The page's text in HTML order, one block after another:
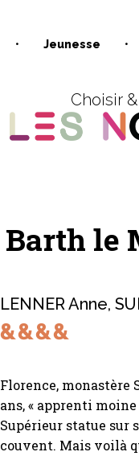
Jeunesse
Choisir
Barth le
LENNER Anne,
Florence, monastère
ans, « apprenti
Supérieur statue sur
couvent. Mais voilà